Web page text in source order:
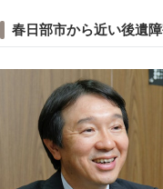
春日部市から近い後遺